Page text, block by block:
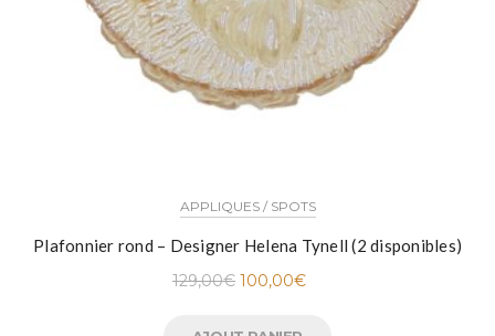
APPLIQUES / SPOTS
Plafonnier rond – Designer Helena Tynell (2 disponibles)
129,00€ 100,00€